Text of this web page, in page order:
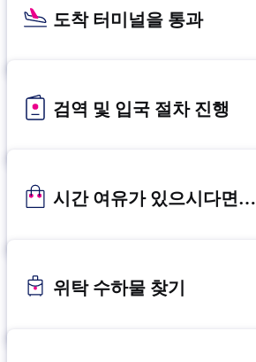
도착 터미널을 통과
검역 및 입국 절차 진행
시간 여유가 있으시다면…
위탁 수하물 찾기